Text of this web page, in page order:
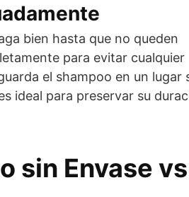
bien hasta que no queden
para evitar cualquier
el shampoo en un lugar
ideal para preservar su
sin Envase